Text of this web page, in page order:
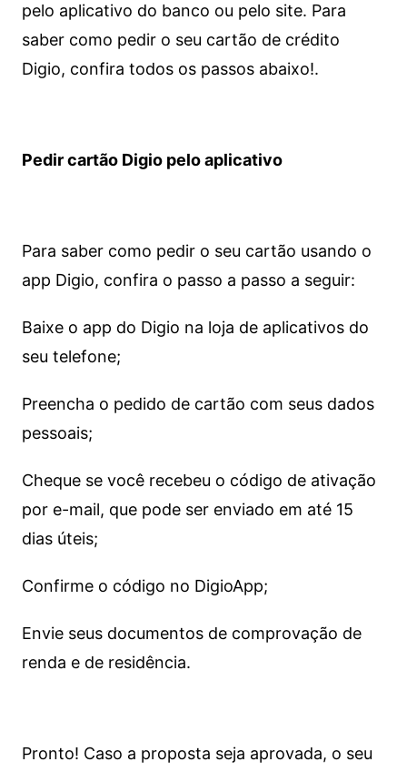
pelo aplicativo do banco ou pelo site. Para
saber como pedir o seu cartão de crédito
Digio, confira todos os passos abaixo!.
Pedir cartão Digio pelo aplicativo
Para saber como pedir o seu cartão usando o
app Digio, confira o passo a passo a seguir:
Baixe o app do Digio na loja de aplicativos do
seu telefone;
Preencha o pedido de cartão com seus dados
pessoais;
Cheque se você recebeu o código de ativação
por e-mail, que pode ser enviado em até 15
dias úteis;
Confirme o código no DigioApp;
Envie seus documentos de comprovação de
renda e de residência.
Pronto! Caso a proposta seja aprovada, o seu